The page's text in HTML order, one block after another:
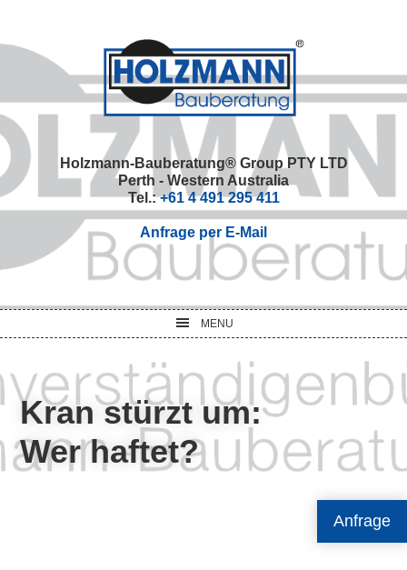
Anfrage
primary
primary
Holzmann-Bauberatung® Group PTY LTD
Perth - Western Australia
Tel.:+61 4 491 295 411
Anfrage per E-Mail
MENU
Kran stürzt um:
Wer haftet?